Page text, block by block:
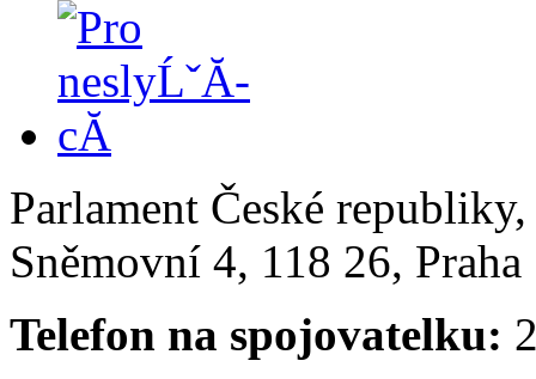
Parlament České
Sněmovní 4, 118 26,
Telefon na spojovatelku: